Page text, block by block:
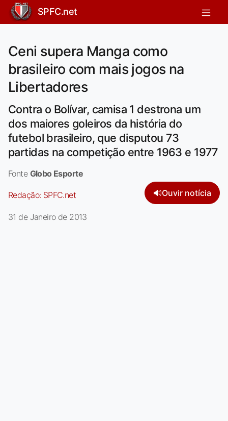
SPFC.net
Ceni supera Manga como
brasileiro com mais jogos na
Libertadores
Contra o Bolívar, camisa 1 destrona um
dos maiores goleiros da história do
futebol brasileiro, que disputou 73
partidas na competição entre 1963 e 1977
Fonte Globo Esporte
Redação: SPFC.net 🔊Ouvir notícia
31 de Janeiro de 2013